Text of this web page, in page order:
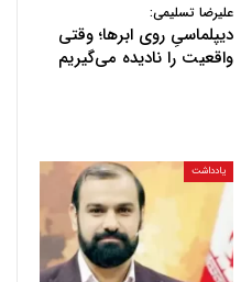
علیرضا تسلیمی:
دیپلماسیِ روی ابرها؛ وقتی
واقعیت را نادیده می‌گیریم
یادداشت